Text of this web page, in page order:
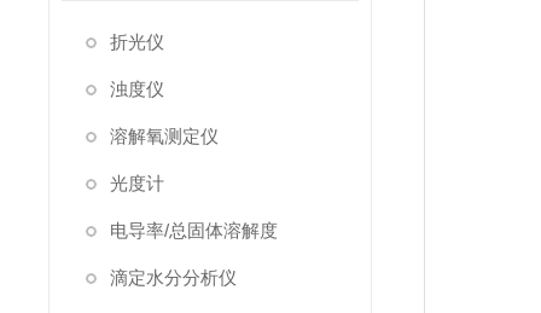
折光仪
浊度仪
溶解氧测定仪
光度计
电导率/总固体溶解度
滴定水分分析仪